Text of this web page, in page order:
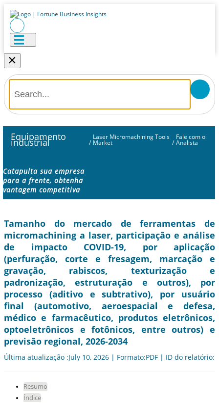
×
Equipamento
industrial /
Laser Micromachining Tools
Market /
Fale com o
Analista
Catapulta sua empresa
para a frente, obtenha
vantagem competitiva
Tamanho do mercado de ferramentas de
micromachining a laser, participação e análise
de impacto COVID-19, por aplicação
(perfuração, corte e fresagem, marcação e
gravação, rabiscos, texturização e
padronização, estruturação e outros), por
processo (aditivo e subtrativo), por usuário
final (automotivo, aeroespacial e defesa,
médico e farmacêutico, produtos eletrônicos,
optoeletrônicos e fotônicos, entre outros) e
previsão regional, 2026-2034
Última atualização :July 10, 2026 | Formato:PDF | ID do relatório:
Resumo
Índice